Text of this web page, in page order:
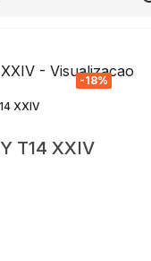
-18%
XXIV
T14 XXIV